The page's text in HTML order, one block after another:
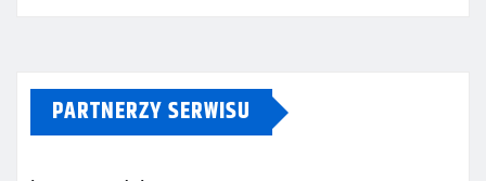
PARTNERZY SERWISU